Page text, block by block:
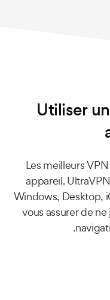
Utiliser
Les meilleurs
appareil.
Windows, Desktop,
vous assurer de